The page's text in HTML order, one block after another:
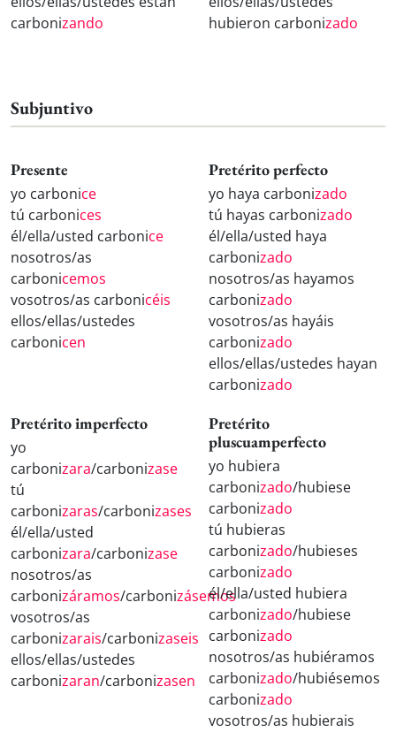
carbonizando
hubieron carbonizado
Subjuntivo
Presente
yo carbonice
tú carbonices
él/ella/usted carbonice
nosotros/as
carbonicemos
vosotros/as carbonicéis
ellos/ellas/ustedes
carbonicen
Pretérito perfecto
yo haya carbonizado
tú hayas carbonizado
él/ella/usted haya
carbonizado
nosotros/as hayamos
carbonizado
vosotros/as hayáis
carbonizado
ellos/ellas/ustedes hayan
carbonizado
Pretérito imperfecto
yo
carbonizara/carbonizase
tú
carbonizaras/carbonizases
él/ella/usted
carbonizara/carbonizase
nosotros/as
carbonizáramos/carbonizásemos
vosotros/as
carbonizarais/carbonizaseis
ellos/ellas/ustedes
carbonizaran/carbonizasen
Pretérito
pluscuamperfecto
yo hubiera
carbonizado/hubiese
carbonizado
tú hubieras
carbonizado/hubieses
carbonizado
él/ella/usted hubiera
carbonizado/hubiese
carbonizado
nosotros/as hubiéramos
carbonizado/hubiésemos
carbonizado
vosotros/as hubierais